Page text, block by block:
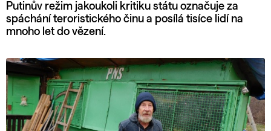
Putinův režim jakoukoli kritiku státu označuje za
spáchání teroristického činu a posílá tisíce lidí na
mnoho let do vězení.